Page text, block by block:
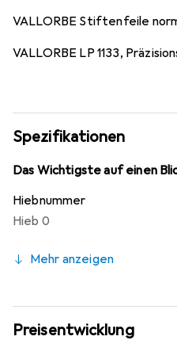
VALLORBE Stiftenfeile
VALLORBE LP 1133,
Spezifikationen
Das Wichtigste auf einen
Hiebnummer
Hieb 0
Mehr anzeigen
Preisentwicklung